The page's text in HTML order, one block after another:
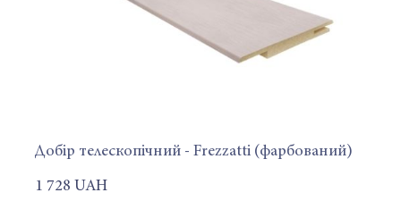
Добір телескопічний - Frezzatti (фарбований)
1 728 UAH